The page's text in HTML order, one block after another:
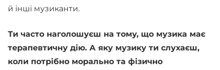
й інші музиканти.
Ти часто наголошуєш на тому, що музика має
терапевтичну дію. А яку музику ти слухаєш,
коли потрібно морально та фізично